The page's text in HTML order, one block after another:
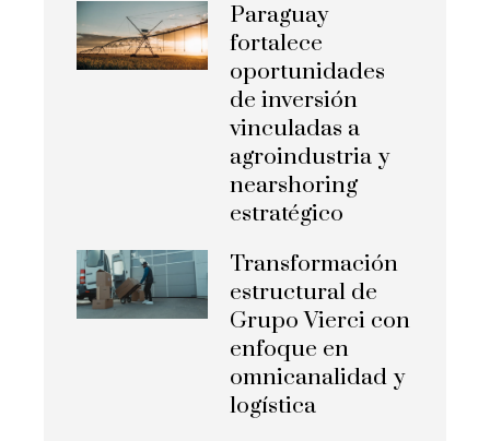
Paraguay
fortalece
oportunidades
de inversión
vinculadas a
agroindustria y
nearshoring
estratégico
Transformación
estructural de
Grupo Vierci con
enfoque en
omnicanalidad y
logística